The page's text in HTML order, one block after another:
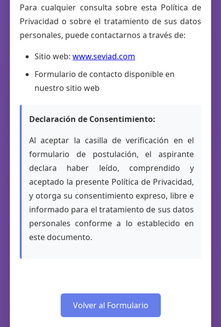
Para cualquier consulta sobre esta Política de
Privacidad o sobre el tratamiento de sus datos
personales, puede contactarnos a través de:
Sitio web: www.seviad.com
Formulario de contacto disponible en
nuestro sitio web
Declaración de Consentimiento:
Al aceptar la casilla de verificación en el
formulario de postulación, el aspirante
declara haber leído, comprendido y
aceptado la presente Política de Privacidad,
y otorga su consentimiento expreso, libre e
informado para el tratamiento de sus datos
personales conforme a lo establecido en
este documento.
Volver al Formulario